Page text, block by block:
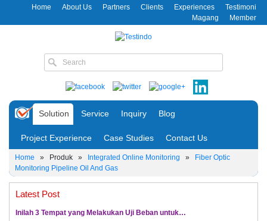
Home About Us Partners Clients Experiences
Testimoni
Magang
Member
Solution Service Inquiry Blog
Project Experience Case Studies Contact Us
Home » Produk » Integrated Online Monitoring » Fiber Optic
Monitoring Pipeline Oil And Gas
Latest Post
Inilah 3 Tempat yang Melakukan Uji Beban untuk…